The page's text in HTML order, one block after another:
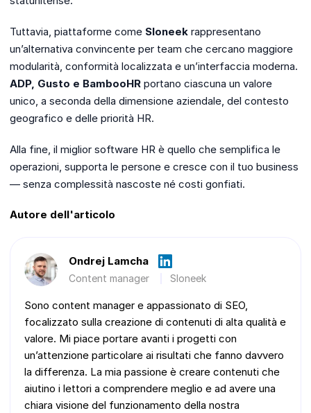
Tuttavia, piattaforme come Sloneek rappresentano
un’alternativa convincente per team che cercano maggiore
modularità, conformità localizzata e un’interfaccia moderna.
ADP, Gusto e BambooHR portano ciascuna un valore
unico, a seconda della dimensione aziendale, del contesto
geografico e delle priorità HR.
Alla fine, il miglior software HR è quello che semplifica le
operazioni, supporta le persone e cresce con il tuo business
— senza complessità nascoste né costi gonfiati.
Autore dell'articolo
Ondrej Lamcha
Content manager Sloneek
Sono content manager e appassionato di SEO,
focalizzato sulla creazione di contenuti di alta qualità e
valore. Mi piace portare avanti i progetti con
un’attenzione particolare ai risultati che fanno davvero
la differenza. La mia passione è creare contenuti che
aiutino i lettori a comprendere meglio e ad avere una
chiara visione del funzionamento della nostra